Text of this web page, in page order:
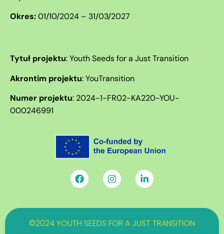
Okres:01/10/2024 – 31/03/2027
Tytuł projektu:Youth Seeds for a Just Transition
Akrontim projektu: YouTransition
Numer projektu: 2024-1-FR02-KA220-YOU-
000246991
©2024 YOUTH SEEDS FOR A JUST TRANSITION